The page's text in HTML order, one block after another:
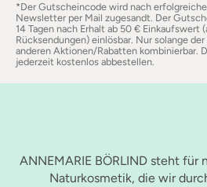
*Der Gutscheincode wird nach
Newsletter per Mail zugesandt. Der
14 Tagen nach Erhalt ab 50 € Einkaufswert
Rücksendungen) einlösbar. Nur solange
anderen Aktionen/Rabatten kombinierbar.
jederzeit kostenlos abbestellen.
ANNEMARIE BÖRLIND steht für
Naturkosmetik, die wir